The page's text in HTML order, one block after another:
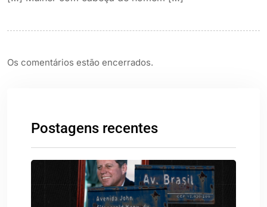
Os comentários estão encerrados.
Postagens recentes